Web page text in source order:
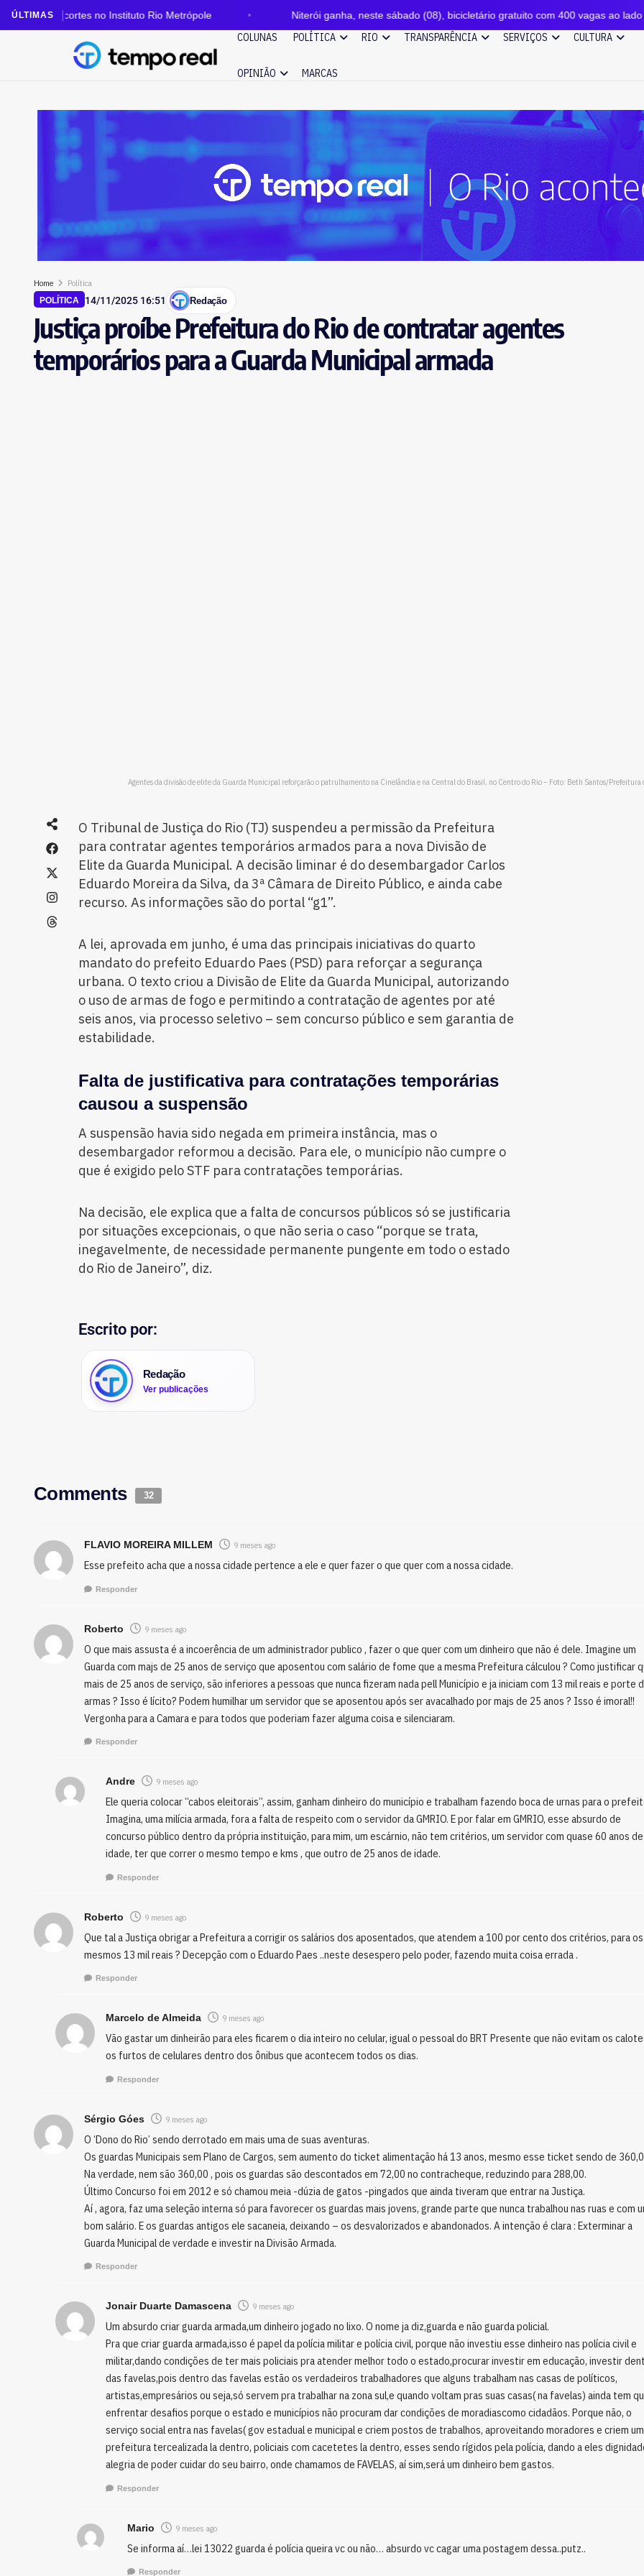
ÚLTIMAS
no Instituto Rio Metrópole Niterói ganha, neste sábado (08), bicicletário gratuito com 400 vagas ao lado do catamarã
COLUNAS POLÍTICA RIO TRANSPARÊNCIA SERVIÇOS CULTURA
OPINIÃO MARCAS
Home Política
POLÍTICA 14/11/2025 16:51 Redação
Justiça proíbe Prefeitura do Rio de contratar agentes
temporários para a Guarda Municipal armada
Agentes da divisão de elite da Guarda Municipal reforçarão o patrulhamento na Cinelândia e na Central do Brasil, no Centro do Rio – Foto: Beth Santos/Prefeitura
O Tribunal de Justiça do Rio (TJ) suspendeu a permissão da Prefeitura
para contratar agentes temporários armados para a nova Divisão de
Elite da Guarda Municipal. A decisão liminar é do desembargador Carlos
Eduardo Moreira da Silva, da 3ª Câmara de Direito Público, e ainda cabe
recurso. As informações são do portal “g1”.
A lei, aprovada em junho, é uma das principais iniciativas do quarto
mandato do prefeito Eduardo Paes (PSD) para reforçar a segurança
urbana. O texto criou a Divisão de Elite da Guarda Municipal, autorizando
o uso de armas de fogo e permitindo a contratação de agentes por até
seis anos, via processo seletivo – sem concurso público e sem garantia de
estabilidade.
Falta de justificativa para contratações temporárias
causou a suspensão
A suspensão havia sido negada em primeira instância, mas o
desembargador reformou a decisão. Para ele, o município não cumpre o
que é exigido pelo STF para contratações temporárias.
Na decisão, ele explica que a falta de concursos públicos só se justificaria
por situações excepcionais, o que não seria o caso “porque se trata,
inegavelmente, de necessidade permanente pungente em todo o estado
do Rio de Janeiro”, diz.
Escrito por:
Redação
Ver publicações
Comments 32
FLAVIO MOREIRA MILLEM 9 meses ago
Esse prefeito acha que a nossa cidade pertence a ele e quer fazer o que quer com a nossa cidade.
Responder
Roberto 9 meses ago
O que mais assusta é a incoerência de um administrador publico , fazer o que quer com um dinheiro que não é dele. Imagine um
Guarda com majs de 25 anos de serviço que aposentou com salário de fome que a mesma Prefeitura cálculou ? Como justificar
mais de 25 anos de serviço, são inferiores a pessoas que nunca fizeram nada pell Município e ja iniciam com 13 mil reais e porte
armas ? Isso é lícito? Podem humilhar um servidor que se aposentou após ser avacalhado por majs de 25 anos ? Isso é imoral!!
Vergonha para a Camara e para todos que poderiam fazer alguma coisa e silenciaram.
Responder
Andre 9 meses ago
Ele queria colocar “cabos eleitorais”, assim, ganham dinheiro do município e trabalham fazendo boca de urnas para o
Imagina, uma milícia armada, fora a falta de respeito com o servidor da GMRIO. E por falar em GMRIO, esse absurdo de
concurso público dentro da própria instituição, para mim, um escárnio, não tem critérios, um servidor com quase 60 anos de
idade, ter que correr o mesmo tempo e kms , que outro de 25 anos de idade.
Responder
Roberto 9 meses ago
Que tal a Justiça obrigar a Prefeitura a corrigir os salários dos aposentados, que atendem a 100 por cento dos critérios, para os
mesmos 13 mil reais ? Decepção com o Eduardo Paes ..neste desespero pelo poder, fazendo muita coisa errada .
Responder
Marcelo de Almeida 9 meses ago
Vão gastar um dinheirão para eles ficarem o dia inteiro no celular, igual o pessoal do BRT Presente que não evitam os
os furtos de celulares dentro dos ônibus que acontecem todos os dias.
Responder
Sérgio Góes 9 meses ago
O ‘Dono do Rio’ sendo derrotado em mais uma de suas aventuras.
Os guardas Municipais sem Plano de Cargos, sem aumento do ticket alimentação há 13 anos, mesmo esse ticket sendo de
Na verdade, nem são 360,00 , pois os guardas são descontados em 72,00 no contracheque, reduzindo para 288,00.
Último Concurso foi em 2012 e só chamou meia -dúzia de gatos -pingados que ainda tiveram que entrar na Justiça.
Aí , agora, faz uma seleção interna só para favorecer os guardas mais jovens, grande parte que nunca trabalhou nas ruas e com
bom salário. E os guardas antigos ele sacaneia, deixando – os desvalorizados e abandonados. A intenção é clara : Exterminar a
Guarda Municipal de verdade e investir na Divisão Armada.
Responder
Jonair Duarte Damascena 9 meses ago
Um absurdo criar guarda armada,um dinheiro jogado no lixo. O nome ja diz,guarda e não guarda policial.
Pra que criar guarda armada,isso é papel da polícia militar e polícia civil, porque não investiu esse dinheiro nas polícia civil e
militar,dando condições de ter mais policiais pra atender melhor todo o estado,procurar investir em educação, investir
das favelas,pois dentro das favelas estão os verdadeiros trabalhadores que alguns trabalham nas casas de políticos,
artistas,empresários ou seja,só servem pra trabalhar na zona sul,e quando voltam pras suas casas( na favelas) ainda tem
enfrentar desafios porque o estado e municípios não procuram dar condições de moradiascomo cidadãos. Porque não, o
serviço social entra nas favelas( gov estadual e municipal e criem postos de trabalhos, aproveitando moradores e criem
prefeitura tercealizada la dentro, policiais com cacetetes la dentro, esses sendo rígidos pela polícia, dando a eles
alegria de poder cuidar do seu bairro, onde chamamos de FAVELAS, aí sim,será um dinheiro bem gastos.
Responder
Mario 9 meses ago
Se informa aí…lei 13022 guarda é polícia queira vc ou não… absurdo vc cagar uma postagem dessa..putz..
Responder